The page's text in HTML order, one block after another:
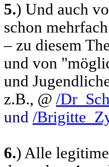
5.) Und auch
schon
– zu diesem
und von
und
z.B., @ /
und /
6.) Alle